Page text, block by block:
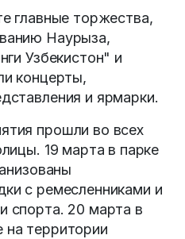
главные торжества,
Наурыза,
Узбекистон" и
концерты,
и ярмарки.
прошли во всех
19 марта в парке
с ремесленниками и
спорта. 20 марта в
территории